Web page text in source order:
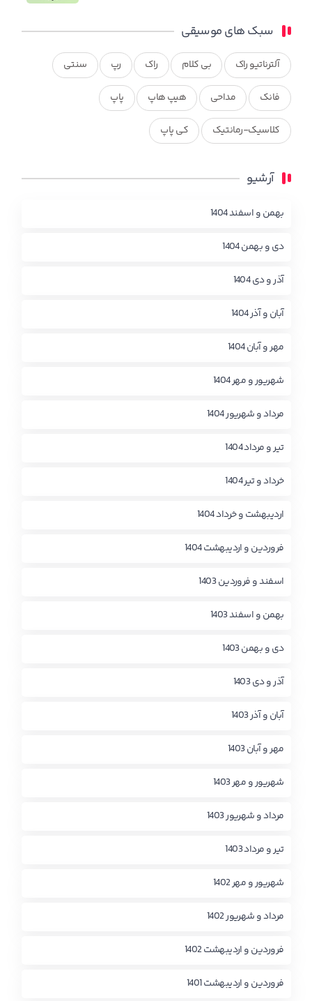
سبک های موسیقی
آلترناتیو راک بی کلام راک رپ سنتی
فانک مداحی هیپ هاپ پاپ
کلاسیک-رمانتیک کی پاپ
آرشیو
بهمن و اسفند 1404
دی و بهمن 1404
آذر و دی 1404
آبان و آذر 1404
مهر و آبان 1404
شهریور و مهر 1404
مرداد و شهریور 1404
تیر و مرداد 1404
خرداد و تیر 1404
اردیبهشت و خرداد 1404
فروردین و اردیبهشت 1404
اسفند و فروردین 1403
بهمن و اسفند 1403
دی و بهمن 1403
آذر و دی 1403
آبان و آذر 1403
مهر و آبان 1403
شهریور و مهر 1403
مرداد و شهریور 1403
تیر و مرداد 1403
شهریور و مهر 1402
مرداد و شهریور 1402
فروردین و اردیبهشت 1402
فروردین و اردیبهشت 1401